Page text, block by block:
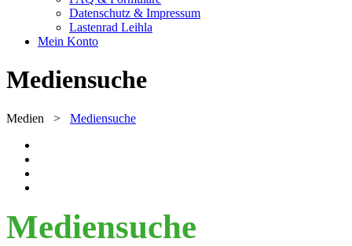
Datenschutz & Impressum
Lastenrad Leihla
Mein Konto
Mediensuche
Medien > Mediensuche
Mediensuche